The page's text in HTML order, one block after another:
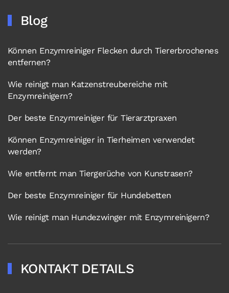
Blog
Können Enzymreiniger Flecken durch Tiererbrochenes
entfernen?
Wie reinigt man Katzenstreubereiche mit
Enzymreinigern?
Der beste Enzymreiniger für Tierarztpraxen
Können Enzymreiniger in Tierheimen verwendet
werden?
Wie entfernt man Tiergerüche von Kunstrasen?
Der beste Enzymreiniger für Hundebetten
Wie reinigt man Hundezwinger mit Enzymreinigern?
KONTAKT DETAILS